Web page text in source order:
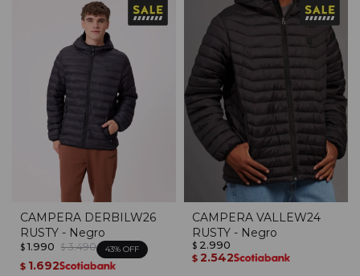
CAMPERA DERBILW26
RUSTY - Negro
$ 1.990 $ 3.490 43
$ 1.692
CAMPERA VALLEW24
RUSTY - Negro
$ 2.990
$ 2.542